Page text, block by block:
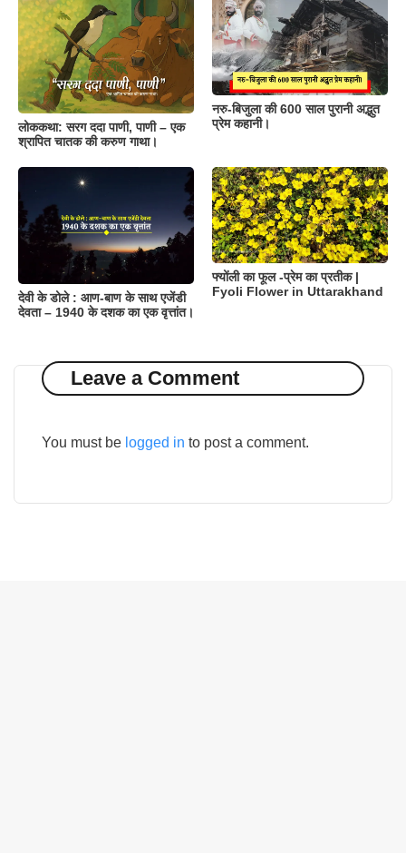
लोककथा: सरग ददा पाणी, पाणी – एक
श्रापित चातक की करुण गाथा।
नरु-बिजुला की 600 साल पुरानी अद्भुत
प्रेम कहानी।
देवी के डोले : आण-बाण के साथ एजेंडी
देवता – 1940 के दशक का एक वृत्तांत।
फ्योंली का फूल -प्रेम का प्रतीक |
Fyoli Flower in Uttarakhand
Leave a Comment
You must be logged in to post a comment.